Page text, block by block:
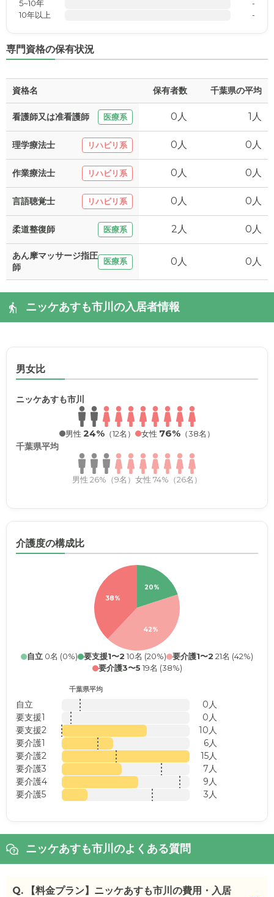
5~10年
-
10年以上
-
専門資格の保有状況
資格名 保有者数 千葉県の平均
看護師又は准看護師 医療系 0人 1人
理学療法士 リハビリ系 0人 0人
作業療法士 リハビリ系 0人 0人
言語聴覚士 リハビリ系 0人 0人
柔道整復師 医療系 2人 0人
あん摩マッサージ指圧
師
医療系 0人 0人
ニッケあすも市川の入居者情報
男女比
ニッケあすも市川
男性 24% （12名） 女性 76% （38名）
千葉県平均
男性 26%（9名） 女性 74%（26名）
介護度の構成比
20%
42%
38%
自立 0名 (0%) 要支援1〜2 10名 (20%) 要介護1〜2 21名 (42%)
要介護3〜5 19名 (38%)
千葉県平均
自立
0人
要支援1
0人
要支援2
10人
要介護1
6人
要介護2
15人
要介護3
7人
要介護4
9人
要介護5
3人
ニッケあすも市川のよくある質問
Q.
【料金プラン】ニッケあすも市川の費用・入居